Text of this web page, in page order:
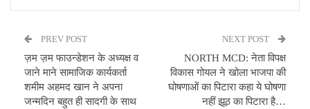
PREV POST
ज़म ज़म फाउन्डेशन के अध्यक्ष व
जाने माने सामाजिक कार्यकर्ता
शमीम अहमद खान ने अपना
जन्मदिन बहुत ही सादगी के साथ
NEXT POST
NORTH MCD: नेता विपक्ष
विकास गोयल ने खोला भाजपा की
घोषणाओं का पिटारा कहा ये घोषणा
नहीं झूठ का पिटारा है…